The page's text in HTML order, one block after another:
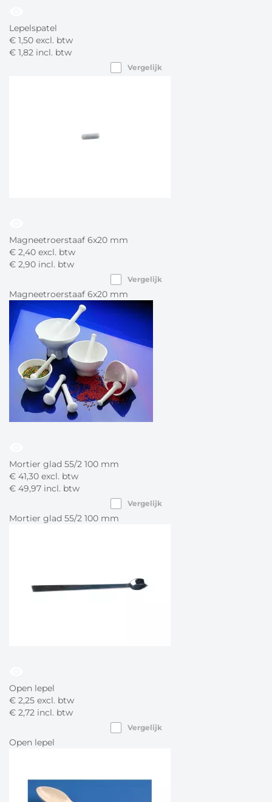
Lepelspatel
€ 1,50 excl. btw
€ 1,82 incl. btw
Vergelijk
Magneetroerstaaf 6x20 mm
€ 2,40 excl. btw
€ 2,90 incl. btw
Vergelijk
Magneetroerstaaf 6x20 mm
Mortier glad 55/2 100 mm
€ 41,30 excl. btw
€ 49,97 incl. btw
Vergelijk
Mortier glad 55/2 100 mm
Open lepel
€ 2,25 excl. btw
€ 2,72 incl. btw
Vergelijk
Open lepel